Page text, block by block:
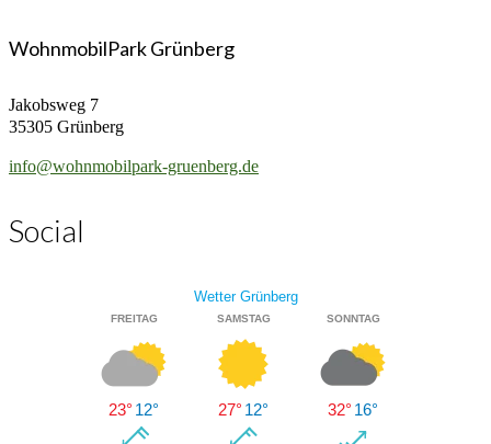
WohnmobilPark Grünberg
Jakobsweg 7
35305 Grünberg
info@wohnmobilpark-gruenberg.de
Social